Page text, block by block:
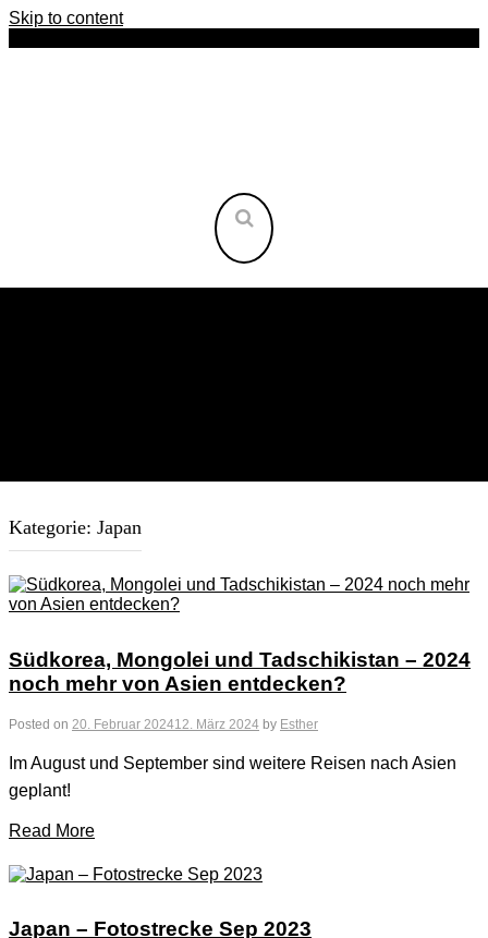
Skip to content
Kategorie: Japan
Südkorea, Mongolei und Tadschikistan – 2024
noch mehr von Asien entdecken?
Posted on 20. Februar 202412. März 2024 by Esther
Im August und September sind weitere Reisen nach Asien
geplant!
Read More
Japan – Fotostrecke Sep 2023